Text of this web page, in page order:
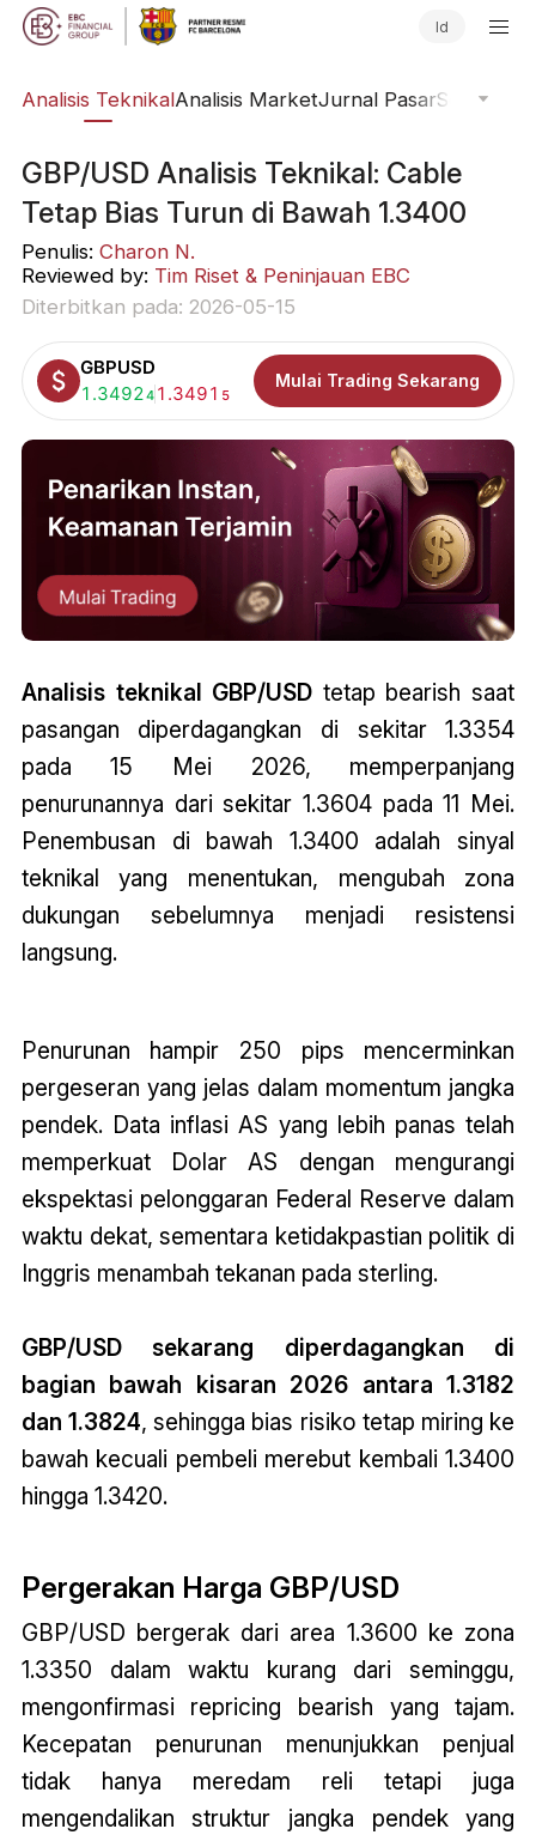
Id
Analisis TeknikalAnalisis MarketJurnal PasarSoftware
GBP/USD Analisis Teknikal: Cable
Tetap Bias Turun di Bawah 1.3400
Penulis: Charon N.
Reviewed by: Tim Riset & Peninjauan EBC
Diterbitkan pada: 2026-05-15
GBPUSD
Beli:
1.3492 4Jual:
1.3491 5
Mulai Trading Sekarang
Analisis teknikal GBP/USD tetap bearish saat
pasangan diperdagangkan di sekitar 1.3354
pada 15 Mei 2026, memperpanjang
penurunannya dari sekitar 1.3604 pada 11 Mei.
Penembusan di bawah 1.3400 adalah sinyal
teknikal yang menentukan, mengubah zona
dukungan sebelumnya menjadi resistensi
langsung.
Penurunan hampir 250 pips mencerminkan
pergeseran yang jelas dalam momentum jangka
pendek. Data inflasi AS yang lebih panas telah
memperkuat Dolar AS dengan mengurangi
ekspektasi pelonggaran Federal Reserve dalam
waktu dekat, sementara ketidakpastian politik di
Inggris menambah tekanan pada sterling.
GBP/USD sekarang diperdagangkan di
bagian bawah kisaran 2026 antara 1.3182
dan 1.3824, sehingga bias risiko tetap miring ke
bawah kecuali pembeli merebut kembali 1.3400
hingga 1.3420.
Pergerakan Harga GBP/USD
GBP/USD bergerak dari area 1.3600 ke zona
1.3350 dalam waktu kurang dari seminggu,
mengonfirmasi repricing bearish yang tajam.
Kecepatan penurunan menunjukkan penjual
tidak hanya meredam reli tetapi juga
mengendalikan struktur jangka pendek yang